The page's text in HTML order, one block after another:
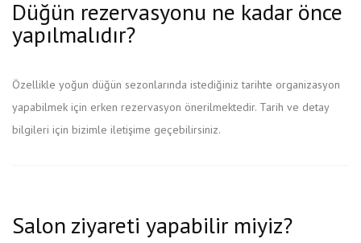
Düğün rezervasyonu ne kadar önce
yapılmalıdır?
Özellikle yoğun düğün sezonlarında istediğiniz tarihte organizasyon
yapabilmek için erken rezervasyon önerilmektedir. Tarih ve detay
bilgileri için bizimle iletişime geçebilirsiniz.
Salon ziyareti yapabilir miyiz?